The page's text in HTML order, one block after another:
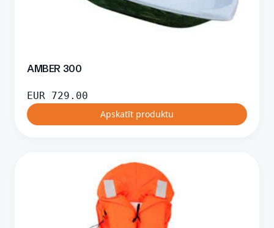
AMBER 300
EUR 729.00
Apskatīt produktu